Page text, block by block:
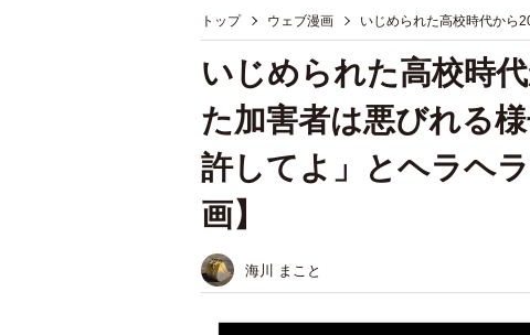
トップ ウェブ漫画 いじめられた高校時代か
いじめられた高校時
た加害者は悪びれる
許してよ」とヘラヘ
画】
海川 まこと